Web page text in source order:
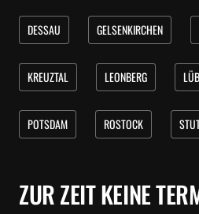
DESSAU GELSENKIRCHEN
KREUZTAL LEONBERG
POTSDAM ROSTOCK
ZUR ZEIT KEINE